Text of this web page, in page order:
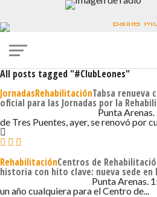
All posts tagged "#ClubLeones"
JornadasRehabilitaciónTabsa renueva
oficial para las Jornadas por la
23 DE JULIO DE 2026 - 10:02
Punta
de Tres Puentes, ayer, se renovó por
RehabilitaciónCentros de
historia con hito clave: nueva sede en
Punta Arenas.
un año cualquiera para el Centro de...